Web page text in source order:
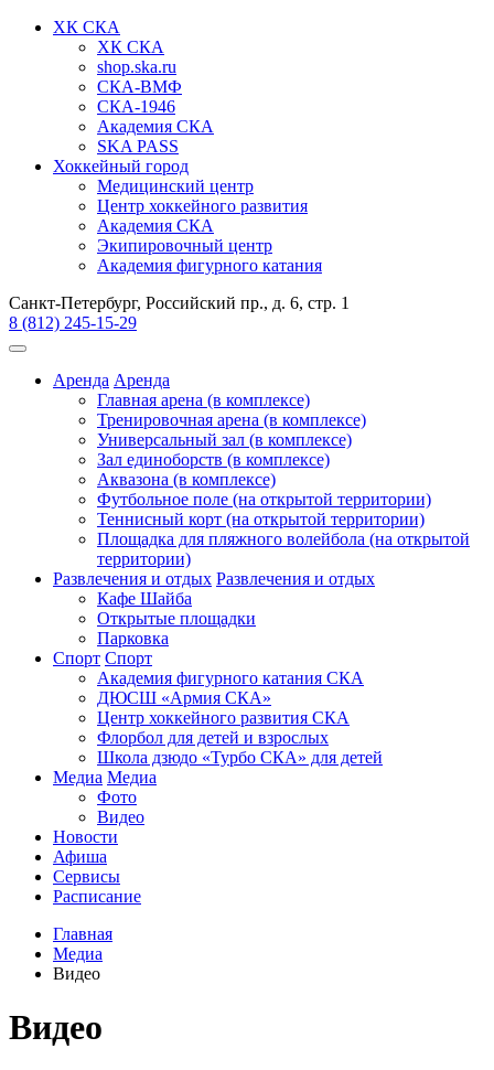
ХК СКА
ХК СКА
shop.ska.ru
СКА-ВМФ
СКА-1946
Академия СКА
SKA PASS
Хоккейный город
Медицинский центр
Центр хоккейного развития
Академия СКА
Экипировочный центр
Академия фигурного катания
Санкт-Петербург, Российский пр., д. 6, стр. 1
8 (812) 245-15-29
Аренда Аренда
Главная арена (в комплексе)
Тренировочная арена (в комплексе)
Универсальный зал (в комплексе)
Зал единоборств (в комплексе)
Аквазона (в комплексе)
Футбольное поле (на открытой территории)
Теннисный корт (на открытой территории)
Площадка для пляжного волейбола (на открытой
территории)
Развлечения и отдых Развлечения и отдых
Кафе Шайба
Открытые площадки
Парковка
Спорт Спорт
Академия фигурного катания СКА
ДЮСШ «Армия СКА»
Центр хоккейного развития СКА
Флорбол для детей и взрослых
Школа дзюдо «Турбо СКА» для детей
Медиа Медиа
Фото
Видео
Новости
Афиша
Сервисы
Расписание
Главная
Медиа
Видео
Видео